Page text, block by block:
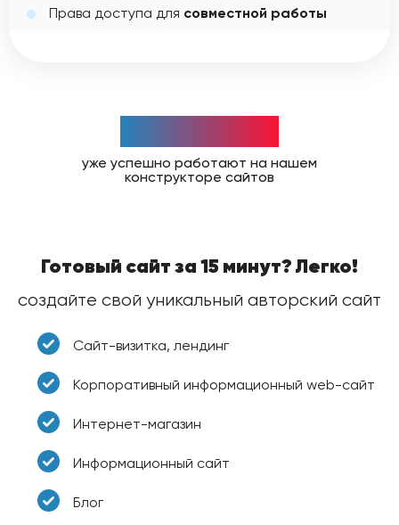
Права доступа для совместной работы
уже успешно работают на нашем
конструкторе сайтов
Готовый сайт за 15 минут? Легко!
создайте свой уникальный авторский сайт
Сайт-визитка, лендинг
Корпоративный информационный web-сайт
Интернет-магазин
Информационный сайт
Блог